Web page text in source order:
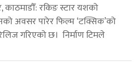
काठमाडौँ: रकिङ स्टार यशको
अवसर पारेर फिल्म ‘टक्सिक’को
गरिएको छ। निर्माण टिमले